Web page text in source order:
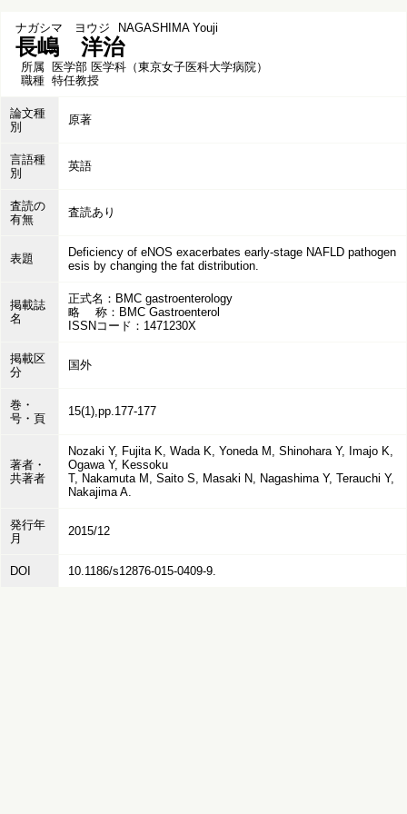
ナガシマ ヨウジ NAGASHIMA Youji
長嶋 洋治
所属 医学部 医学科（東京女子医科大学病院）
職種 特任教授
論文種
別
原著
言語種
別
英語
査読の
有無
査読あり
表題
Deficiency of eNOS exacerbates early-stage NAFLD pathogen
esis by changing the fat distribution.
掲載誌
名
正式名：BMC gastroenterology
略 称：BMC Gastroenterol
ISSNコード：1471230X
掲載区
分
国外
巻・
号・頁
15(1),pp.177-177
著者・
共著者
Nozaki Y, Fujita K, Wada K, Yoneda M, Shinohara Y, Imajo K,
Ogawa Y, Kessoku
T, Nakamuta M, Saito S, Masaki N, Nagashima Y, Terauchi Y,
Nakajima A.
発行年
月
2015/12
DOI 10.1186/s12876-015-0409-9.